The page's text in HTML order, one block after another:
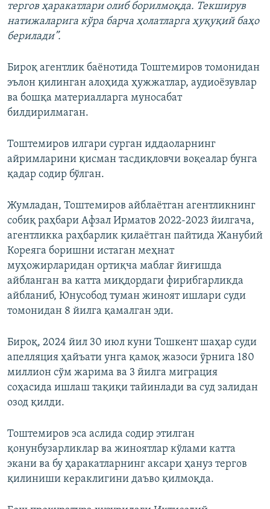
тергов ҳаракатлари олиб борилмоқда. Текширув
натижаларига кўра барча ҳолатларга ҳуқуқий баҳо
берилади”.
Бироқ агентлик баёнотида Тоштемиров томонидан
эълон қилинган алоҳида ҳужжатлар, аудиоёзувлар
ва бошқа материалларга муносабат
билдирилмаган.
Тоштемиров илгари сурган иддаоларнинг
айримларини қисман тасдиқловчи воқеалар бунга
қадар содир бўлган.
Жумладан, Тоштемиров айблаётган агентликнинг
собиқ раҳбари Афзал Ирматов 2022-2023 йилгача,
агентликка раҳбарлик қилаётган пайтида Жанубий
Кореяга боришни истаган меҳнат
муҳожирларидан ортиқча маблағ йиғишда
айбланган ва катта миқдордаги фирибгарликда
айбланиб, Юнусобод туман жиноят ишлари суди
томонидан 8 йилга қамалган эди.
Бироқ, 2024 йил 30 июл куни Тошкент шаҳар суди
апелляция ҳайъати унга қамоқ жазоси ўрнига 180
миллион сўм жарима ва 3 йилга миграция
соҳасида ишлаш тақиқи тайинлади ва суд залидан
озод қилди.
Тоштемиров эса аслида содир этилган
қонунбузарликлар ва жиноятлар кўлами катта
экани ва бу ҳаракатларнинг аксари ҳануз тергов
қилиниши кераклигини даъво қилмоқда.